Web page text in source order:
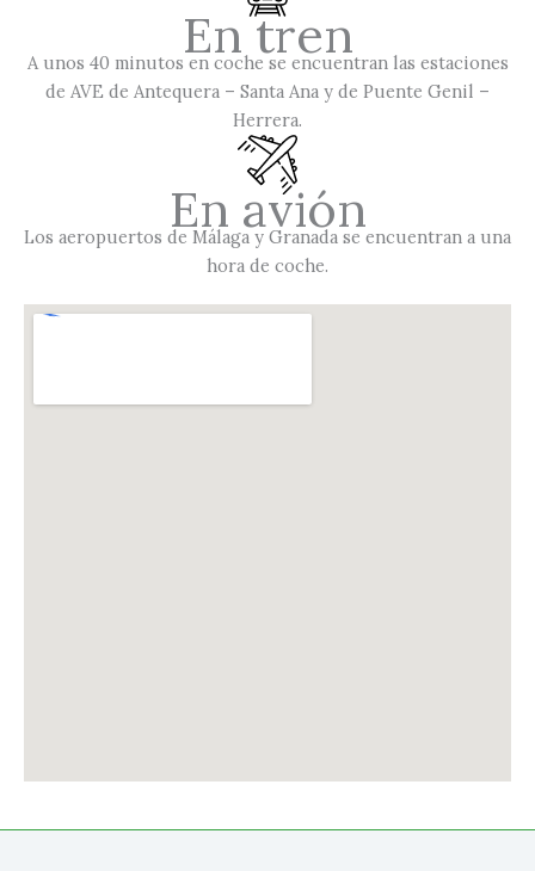
En tren
A unos 40 minutos en coche se encuentran las estaciones
de AVE de Antequera – Santa Ana y de Puente Genil –
Herrera.
En avión
Los aeropuertos de Málaga y Granada se encuentran a una
hora de coche.